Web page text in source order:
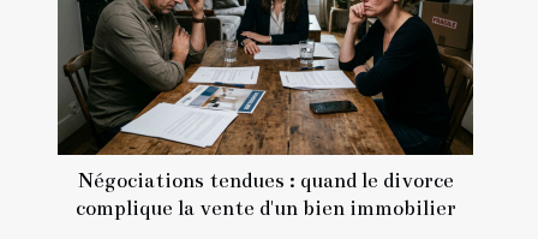
Négociations tendues : quand le divorce
complique la vente d'un bien immobilier